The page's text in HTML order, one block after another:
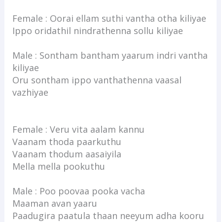
Female : Oorai ellam suthi vantha otha kiliyae
Ippo oridathil nindrathenna sollu kiliyae
Male : Sontham bantham yaarum indri vantha
kiliyae
Oru sontham ippo vanthathenna vaasal
vazhiyae
Female : Veru vita aalam kannu
Vaanam thoda paarkuthu
Vaanam thodum aasaiyila
Mella mella pookuthu
Male : Poo poovaa pooka vacha
Maaman avan yaaru
Paadugira paatula thaan neeyum adha kooru